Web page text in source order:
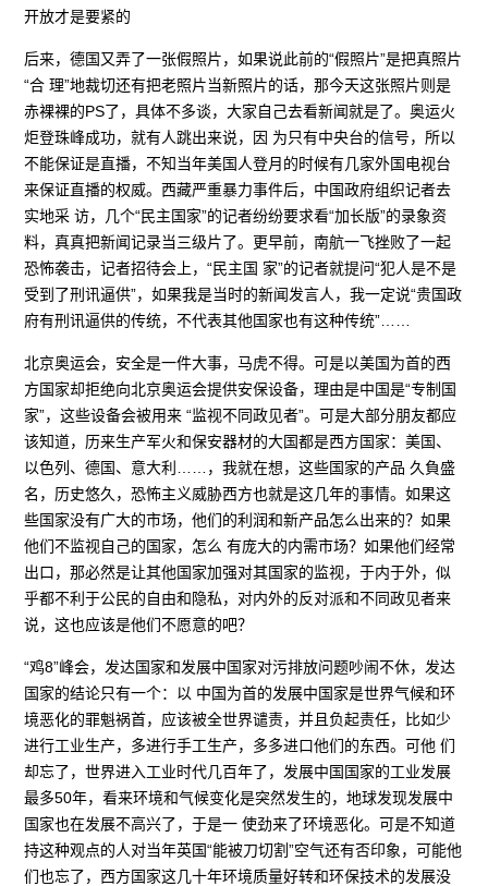
开放才是要紧的
后来，德国又弄了一张假照片，如果说此前的“假照片”是把真照片
“合 理”地裁切还有把老照片当新照片的话，那今天这张照片则是
赤裸裸的PS了，具体不多谈，大家自己去看新闻就是了。奥运火
炬登珠峰成功，就有人跳出来说，因 为只有中央台的信号，所以
不能保证是直播，不知当年美国人登月的时候有几家外国电视台
来保证直播的权威。西藏严重暴力事件后，中国政府组织记者去
实地采 访，几个“民主国家”的记者纷纷要求看“加长版”的录象资
料，真真把新闻记录当三级片了。更早前，南航一飞挫败了一起
恐怖袭击，记者招待会上，“民主国 家”的记者就提问“犯人是不是
受到了刑讯逼供”，如果我是当时的新闻发言人，我一定说“贵国政
府有刑讯逼供的传统，不代表其他国家也有这种传统”……
北京奥运会，安全是一件大事，马虎不得。可是以美国为首的西
方国家却拒绝向北京奥运会提供安保设备，理由是中国是“专制国
家”，这些设备会被用来 “监视不同政见者”。可是大部分朋友都应
该知道，历来生产军火和保安器材的大国都是西方国家：美国、
以色列、德国、意大利……，我就在想，这些国家的产品 久負盛
名，历史悠久，恐怖主义威胁西方也就是这几年的事情。如果这
些国家没有广大的市场，他们的利润和新产品怎么出来的？如果
他们不监视自己的国家，怎么 有庞大的内需市场？如果他们经常
出口，那必然是让其他国家加强对其国家的监视，于内于外，似
乎都不利于公民的自由和隐私，对内外的反对派和不同政见者来
说，这也应该是他们不愿意的吧？
“鸡8”峰会，发达国家和发展中国家对污排放问题吵闹不休，发达
国家的结论只有一个：以 中国为首的发展中国家是世界气候和环
境恶化的罪魁祸首，应该被全世界谴责，并且负起责任，比如少
进行工业生产，多进行手工生产，多多进口他们的东西。可他 们
却忘了，世界进入工业时代几百年了，发展中国国家的工业发展
最多50年，看来环境和气候变化是突然发生的，地球发现发展中
国家也在发展不高兴了，于是一 使劲来了环境恶化。可是不知道
持这种观点的人对当年英国“能被刀切割”空气还有否印象，可能他
们也忘了，西方国家这几十年环境质量好转和环保技术的发展没